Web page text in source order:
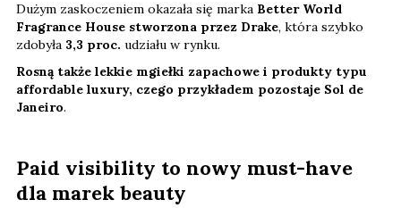
Dużym zaskoczeniem okazała się marka Better World
Fragrance House stworzona przez Drake, która szybko
zdobyła 3,3 proc. udziału w rynku.
Rosną także lekkie mgiełki zapachowe i produkty typu
affordable luxury, czego przykładem pozostaje Sol de
Janeiro.
Paid visibility to nowy must-have
dla marek beauty